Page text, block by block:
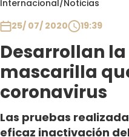
Internacional/Noticias
25/ 07/ 2020
19:39
Desarrollan
mascarilla
coronavirus
Las pruebas
eficaz inactivación
Club De La Comedia
Contigo en Directo
Plan Perfecto
El Tiempo
Sabingo
Todos Los